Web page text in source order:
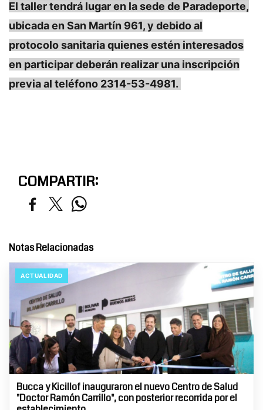
El taller tendrá lugar en la sede de Paradeporte,
ubicada en San Martín 961, y debido al
protocolo sanitaria quienes estén interesados
en participar deberán realizar una inscripción
previa al teléfono 2314-53-4981.
COMPARTIR:
Notas Relacionadas
ACTUALIDAD
Bucca y Kicillof inauguraron el nuevo Centro de Salud
"Doctor Ramón Carrillo", con posterior recorrida por el